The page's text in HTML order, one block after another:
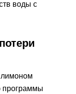
воды с
программы